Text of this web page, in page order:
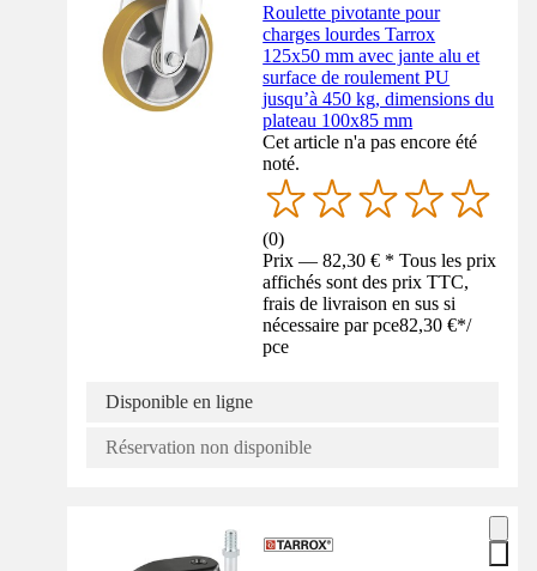
Roulette pivotante pour
charges lourdes Tarrox
125x50 mm avec jante alu et
surface de roulement PU
jusqu’à 450 kg, dimensions du
plateau 100x85 mm
Cet article n'a pas encore été
noté.
(0)
Prix — 82,30 € * Tous les prix
affichés sont des prix TTC,
frais de livraison en sus si
nécessaire par pce82,30 €*/
pce
Disponible en ligne
Réservation non disponible